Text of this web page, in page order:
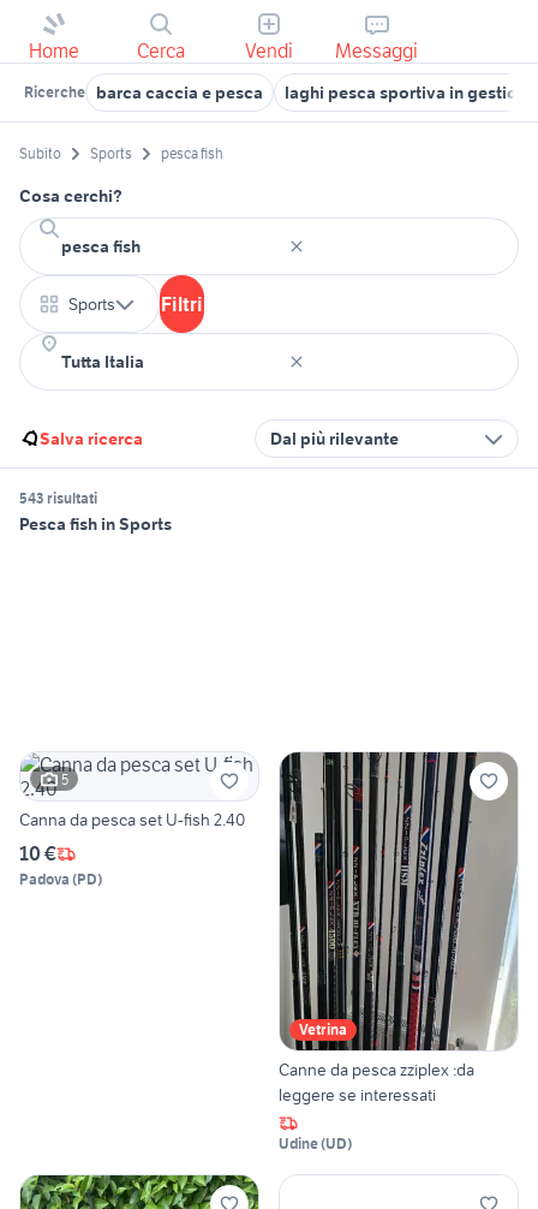
Home Cerca Vendi Messaggi
Ricerche barca caccia e pesca laghi pesca sportiva in gestione
Subito Sports pesca fish
Cosa cerchi?
Sports Filtri
Salva ricerca Dal più rilevante
543 risultati
Pesca fish in Sports
5
Canna da pesca set U-fish 2.40
10 €
Padova (PD)
Vetrina
Canne da pesca zziplex :da
leggere se interessati
Udine(UD)